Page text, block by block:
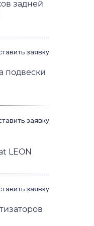
задней
заявку
подвески
заявку
LEON
заявку